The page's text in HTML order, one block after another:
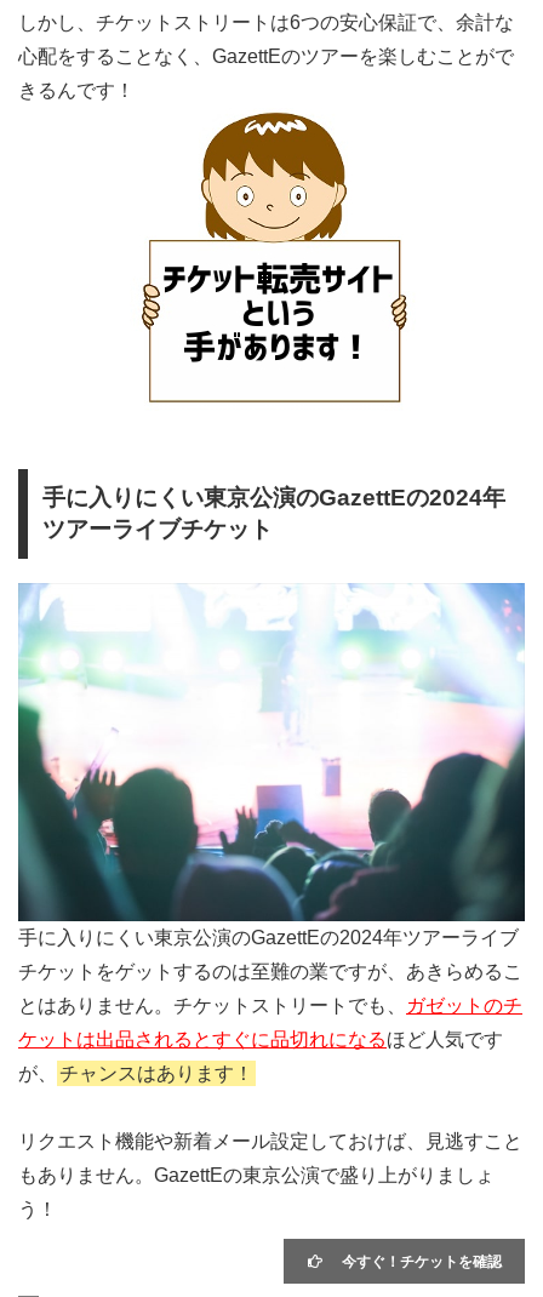
しかし、チケットストリートは6つの安心保証で、余計な
心配をすることなく、GazettEのツアーを楽しむことがで
きるんです！
手に入りにくい東京公演のGazettEの2024年
ツアーライブチケット
手に入りにくい東京公演のGazettEの2024年ツアーライブ
チケットをゲットするのは至難の業ですが、あきらめるこ
とはありません。チケットストリートでも、
ガゼットのチ
ケットは出品されるとすぐに品切れになるほど人気です
が、
チャンスはあります！
リクエスト機能や新着メール設定しておけば、見逃すこと
もありません。GazettEの東京公演で盛り上がりましょ
う！
今すぐ！チケットを確認